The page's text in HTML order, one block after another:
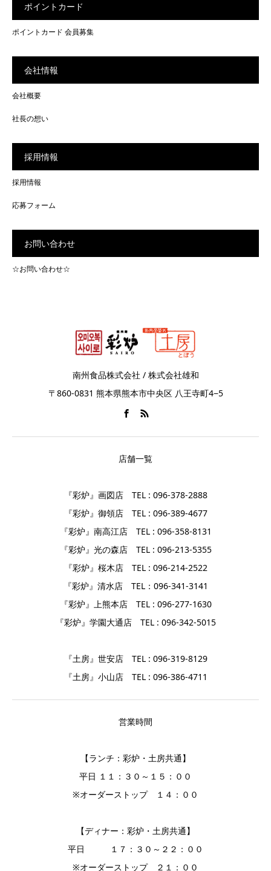
ポイントカード
ポイントカード 会員募集
会社情報
会社概要
社長の想い
採用情報
採用情報
応募フォーム
お問い合わせ
☆お問い合わせ☆
南州食品株式会社 / 株式会社雄和
〒860-0831 熊本県熊本市中央区 八王寺町4−5
店舗一覧
『彩炉』画図店 TEL : 096-378-2888
『彩炉』御領店 TEL : 096-389-4677
『彩炉』南高江店 TEL : 096-358-8131
『彩炉』光の森店 TEL : 096-213-5355
『彩炉』桜木店 TEL : 096-214-2522
『彩炉』清水店 TEL：096-341-3141
『彩炉』上熊本店 TEL : 096-277-1630
『彩炉』学園大通店 TEL : 096-342-5015
『土房』世安店 TEL : 096-319-8129
『土房』小山店 TEL : 096-386-4711
営業時間
【ランチ：彩炉・土房共通】
平日 １１：３０～１５：００
※オーダーストップ １４：００
【ディナー：彩炉・土房共通】
平日 １７：３０～２２：００
※オーダーストップ ２１：００